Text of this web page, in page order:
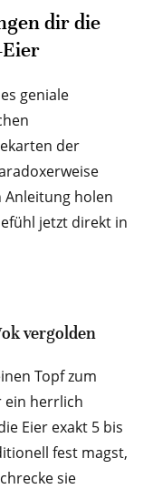
dir die
geniale
der
Anleitung holen
jetzt direkt in
vergolden
Topf zum
ein herrlich
Eier exakt 5 bis
fest magst,
sie